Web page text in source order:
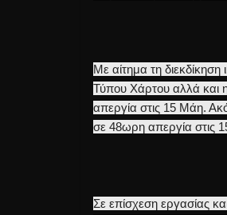
Με αίτημα τη
Τύπου Χάρτου αλλά και
απεργία στις 15 Μάη.
σε 48ωρη απεργία στις
Σε επίσχεση εργασίας